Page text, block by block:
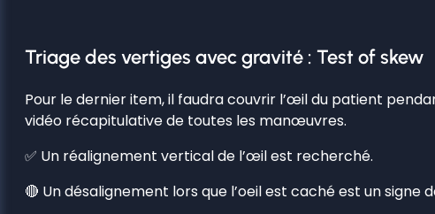
Triage des vertiges avec gravité : Test of skew
Pour le dernier item, il faudra couvrir l’œil du patient
vidéo récapitulative de toutes les manœuvres.
✅ Un réalignement vertical de l’œil est recherché.
🔴 Un désalignement lors que l’oeil est caché est un signe